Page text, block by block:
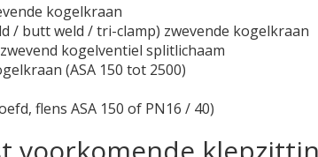
kogelkraan
/ butt weld / tri-clamp) zwevende kogelkraan
kogelventiel splitlichaam
(ASA 150 tot 2500)
flens ASA 150 of PN16 / 40)